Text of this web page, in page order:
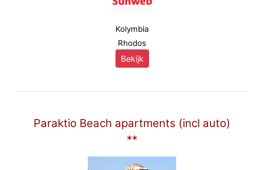
Kolymbia
Rhodos
Bekijk
Paraktio Beach apartments (incl auto)
**